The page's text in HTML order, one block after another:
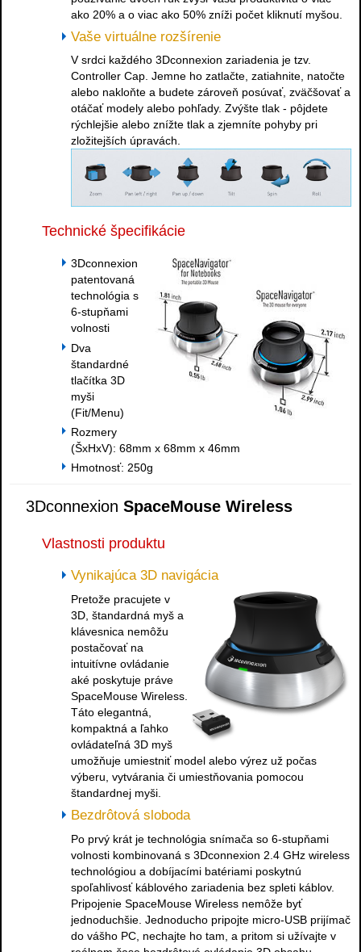
ako 20% a o viac ako 50% zníži počet kliknutí myšou.
Vaše virtuálne rozšírenie
V srdci každého 3Dconnexion zariadenia je tzv.
Controller Cap. Jemne ho zatlačte, zatiahnite, natočte
alebo nakloňte a budete zároveň posúvať, zväčšovať a
otáčať modely alebo pohľady. Zvýšte tlak - pôjdete
rýchlejšie alebo znížte tlak a zjemníte pohyby pri
zložitejších úpravách.
Technické špecifikácie
3Dconnexion
patentovaná
technológia s
6-stupňami
volnosti
Dva
štandardné
tlačítka 3D
myši
(Fit/Menu)
Rozmery
(ŠxHxV): 68mm x 68mm x 46mm
Hmotnosť: 250g
3Dconnexion SpaceMouse Wireless
Vlastnosti produktu
Vynikajúca 3D navigácia
Pretože pracujete v
3D, štandardná myš a
klávesnica nemôžu
postačovať na
intuitívne ovládanie
aké poskytuje práve
SpaceMouse Wireless.
Táto elegantná,
kompaktná a ľahko
ovládateľná 3D myš
umožňuje umiestniť model alebo výrez už počas
výberu, vytvárania či umiestňovania pomocou
štandardnej myši.
Bezdrôtová sloboda
Po prvý krát je technológia snímača so 6-stupňami
volnosti kombinovaná s 3Dconnexion 2.4 GHz wireless
technológiou a dobíjacími batériami poskytnú
spoľahlivosť káblového zariadenia bez spleti káblov.
Pripojenie SpaceMouse Wireless nemôže byť
jednoduchšie. Jednoducho pripojte micro-USB prijímač
do vášho PC, nechajte ho tam, a pritom si užívajte v